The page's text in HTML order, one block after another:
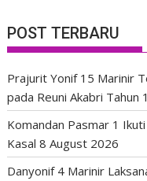
POST TERBARU
Prajurit Yonif 15 Marinir
pada Reuni Akabri Tahun
Komandan Pasmar 1
Kasal 8 August 2026
Danyonif 4 Marinir